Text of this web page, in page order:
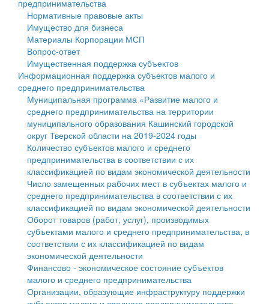
Государственные услуги
Промышленность и АПК
Экономика и бизнес
...
Символика
Устав
Гостям округа
Туризм
Культура
Образование
Здравоохранение
Социальная защита
Фотоальбом
муниципального округа Тверской области
Администрация Кашинского муниципального округа
Тверской области
Управление сельскими территориями
Открытые данные
Работа с обращениями граждан
Муниципальный контроль
Муниципальные услуги
Проекты административных регламентов
Антимонопольный комплаенс
Противодействие коррупции
Финансовое управление
Бюджет для граждан
Имущество
Выявление правообладателей ранее учтенных
объектов недвижимости
Имущественная поддержка субъектов малого и
среднего предпринимательства
Информационная поддержка субъектов малого и
среднего предпринимательства
Муниципальные программы
Контрольно-счетная палата
Персональные данные
предпринимательства
Нормативные правовые акты
Имущество для бизнеса
Материалы Корпорации МСП
Вопрос-ответ
Имущественная поддержка субъектов
Информационная поддержка субъектов малого и
среднего предпринимательства
Муниципальная программа «Развитие малого и
среднего предпринимательства на территории
муниципального образования Кашинский городской
округ Тверской области на 2019-2024 годы
Количество субъектов малого и среднего
предпринимательства в соответствии с их
классификацией по видам экономической деятельности
Число замещенных рабочих мест в субъектах малого и
среднего предпринимательства в соответствии с их
классификацией по видам экономической деятельности
Оборот товаров (работ, услуг), производимых
субъектами малого и среднего предпринимательства, в
соответствии с их классификацией по видам
экономической деятельности
Финансово - экономическое состояние субъектов
малого и среднего предпринимательства
Организации, образующие инфраструктуру поддержки